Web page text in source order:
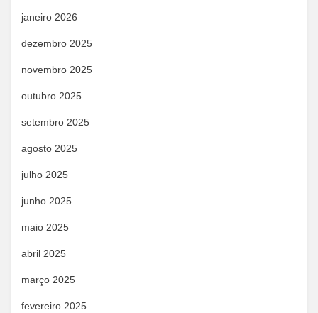
janeiro 2026
dezembro 2025
novembro 2025
outubro 2025
setembro 2025
agosto 2025
julho 2025
junho 2025
maio 2025
abril 2025
março 2025
fevereiro 2025